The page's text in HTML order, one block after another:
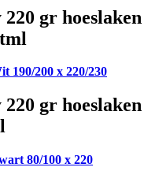
gr hoeslaken
190/200 x 220/230
220 gr hoeslaken
80/100 x 220